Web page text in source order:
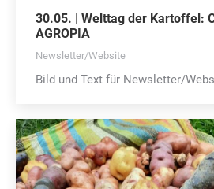
30.05. | Welttag der Kartoffel:
AGROPIA
Newsletter/Website
Bild und Text für Newsletter/